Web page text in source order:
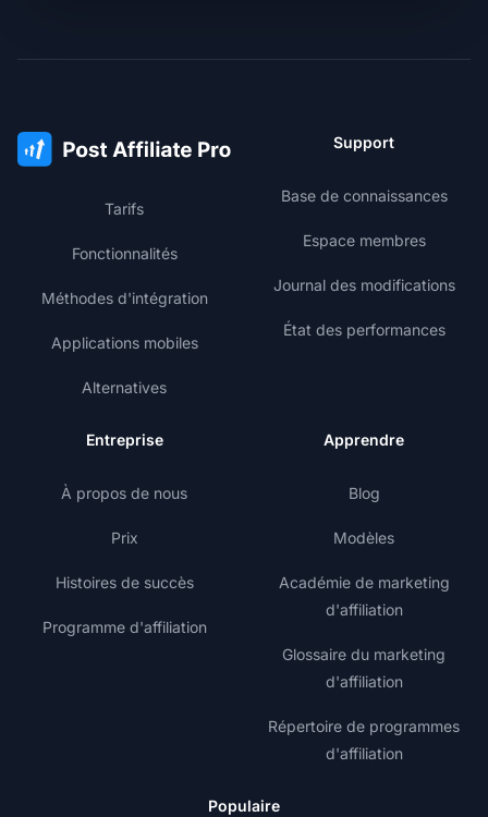
Tarifs
Fonctionnalités
Méthodes d'intégration
Applications mobiles
Alternatives
Support
Base de connaissances
Espace membres
Journal des modifications
État des performances
Entreprise
À propos de nous
Prix
Histoires de succès
Programme d'affiliation
Apprendre
Blog
Modèles
Académie de marketing
d'affiliation
Glossaire du marketing
d'affiliation
Répertoire de programmes
d'affiliation
Populaire